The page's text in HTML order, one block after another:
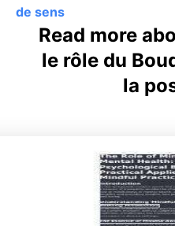
de sens
Read more
le rôle du
la